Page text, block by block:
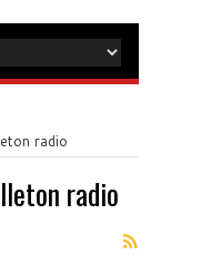
radio
radio